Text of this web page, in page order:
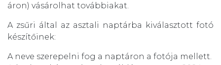
áron) vásárolhat továbbiakat.
A zsűri által az asztali naptárba kiválasztott fotó
készítőinek:
A neve szerepelni fog a naptáron a fotója mellett.